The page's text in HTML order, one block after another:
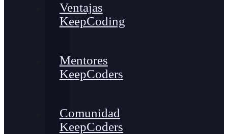
Ventajas
KeepCoding
Mentores
KeepCoders
Comunidad
KeepCoders